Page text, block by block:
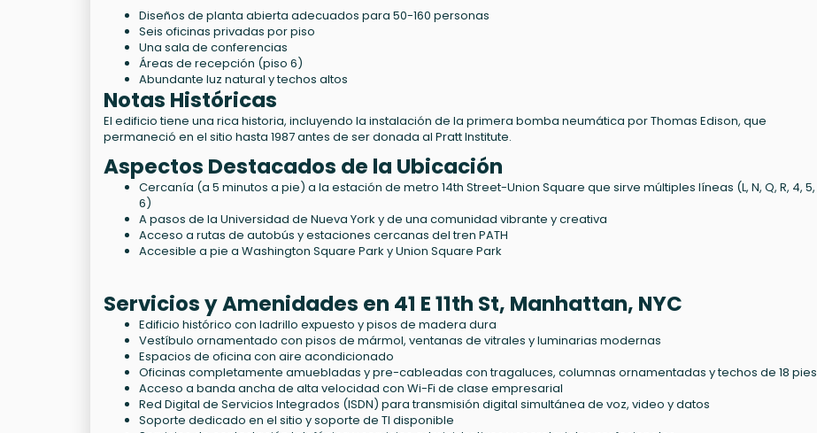
Diseños de planta abierta adecuados para 50-160 personas
Seis oficinas privadas por piso
Una sala de conferencias
Áreas de recepción (piso 6)
Abundante luz natural y techos altos
Notas Históricas
El edificio tiene una rica historia, incluyendo la instalación de la primera bomba neumática por Thomas Edison, que
permaneció en el sitio hasta 1987 antes de ser donada al Pratt Institute.
Aspectos Destacados de la Ubicación
Cercanía (a 5 minutos a pie) a la estación de metro 14th Street-Union Square que sirve múltiples líneas (L, N, Q, R, 4, 5,
6)
A pasos de la Universidad de Nueva York y de una comunidad vibrante y creativa
Acceso a rutas de autobús y estaciones cercanas del tren PATH
Accesible a pie a Washington Square Park y Union Square Park
Servicios y Amenidades en 41 E 11th St, Manhattan, NYC
Edificio histórico con ladrillo expuesto y pisos de madera dura
Vestíbulo ornamentado con pisos de mármol, ventanas de vitrales y luminarias modernas
Espacios de oficina con aire acondicionado
Oficinas completamente amuebladas y pre-cableadas con tragaluces, columnas ornamentadas y techos de 18 pies
Acceso a banda ancha de alta velocidad con Wi-Fi de clase empresarial
Red Digital de Servicios Integrados (ISDN) para transmisión digital simultánea de voz, video y datos
Soporte dedicado en el sitio y soporte de TI disponible